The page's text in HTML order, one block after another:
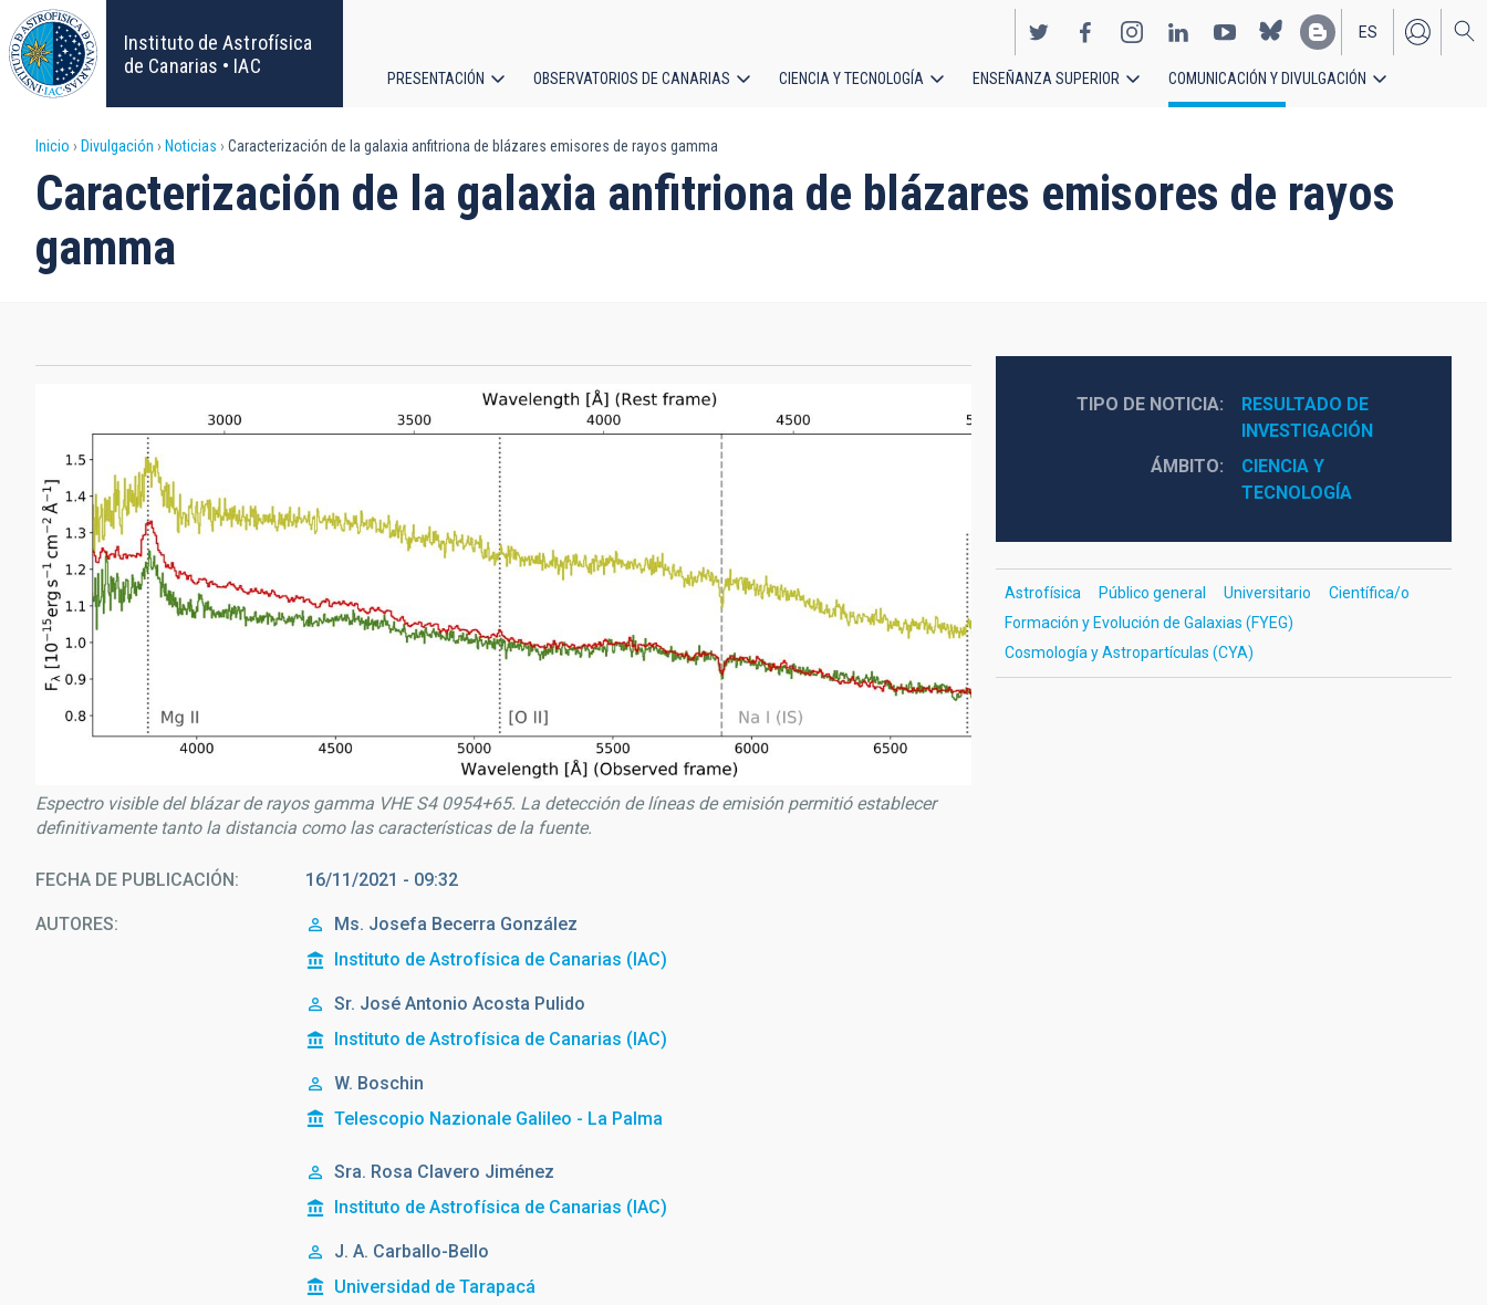
Pasar
al
contenido
principal
Instituto de Astrofísica
de Canarias • IAC
EN
ES
principal
PRESENTACIÓN OBSERVATORIOS DE CANARIAS CIENCIA Y TECNOLOGÍA ENSEÑANZA SUPERIOR COMUNICACIÓN Y DIVULGACIÓN
Sobrescribir
enlaces
de
a
navegación
Inicio Divulgación Noticias Caracterización de la galaxia anfitriona de blázares emisores de rayos gamma
Caracterización de la galaxia anfitriona de blázares emisores de rayos
gamma
Espectro visible del blázar de rayos gamma VHE S4 0954+65. La detección de líneas de emisión permitió establecer
definitivamente tanto la distancia como las características de la fuente.
FECHA DE PUBLICACIÓN 16/11/2021 - 09:32
AUTORES Ms. Josefa Becerra González
Instituto de Astrofísica de Canarias (IAC)
Sr. José Antonio Acosta Pulido
Instituto de Astrofísica de Canarias (IAC)
W. Boschin
Telescopio Nazionale Galileo - La Palma
Sra. Rosa Clavero Jiménez
Instituto de Astrofísica de Canarias (IAC)
J. A. Carballo-Bello
Universidad de Tarapacá
TIPO DE NOTICIA
RESULTADO DE
INVESTIGACIÓN
ÁMBITO
CIENCIA Y
TECNOLOGÍA
Astrofísica Público general Universitario
Científica/o
Formación y Evolución de Galaxias (FYEG)
Cosmología y Astropartículas (CYA)